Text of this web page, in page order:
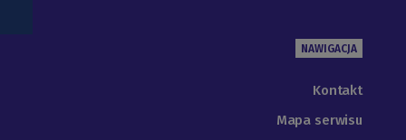
NAWIGACJA
Kontakt
Mapa serwisu